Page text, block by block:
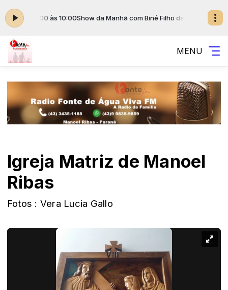
das 08:00 às 10:00Show da Manhã com Biné Filho das 08:00 às 10:00
MENU
Igreja Matriz de Manoel
Ribas
Fotos : Vera Lucia Gallo